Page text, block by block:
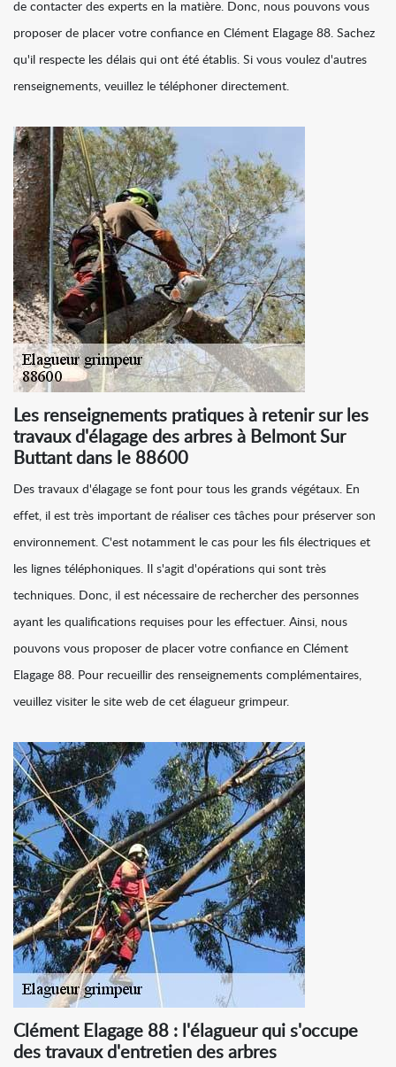
de contacter des experts en la matière. Donc, nous pouvons vous
proposer de placer votre confiance en Clément Elagage 88. Sachez
qu'il respecte les délais qui ont été établis. Si vous voulez d'autres
renseignements, veuillez le téléphoner directement.
Les renseignements pratiques à retenir sur les
travaux d'élagage des arbres à Belmont Sur
Buttant dans le 88600
Des travaux d'élagage se font pour tous les grands végétaux. En
effet, il est très important de réaliser ces tâches pour préserver son
environnement. C'est notamment le cas pour les fils électriques et
les lignes téléphoniques. Il s'agit d'opérations qui sont très
techniques. Donc, il est nécessaire de rechercher des personnes
ayant les qualifications requises pour les effectuer. Ainsi, nous
pouvons vous proposer de placer votre confiance en Clément
Elagage 88. Pour recueillir des renseignements complémentaires,
veuillez visiter le site web de cet élagueur grimpeur.
Clément Elagage 88 : l'élagueur qui s'occupe
des travaux d'entretien des arbres